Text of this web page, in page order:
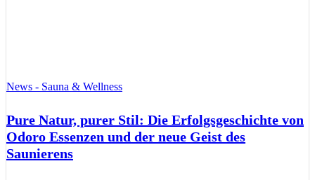
News - Sauna & Wellness
Pure Natur, purer Stil: Die Erfolgsgeschichte von
Odoro Essenzen und der neue Geist des
Saunierens